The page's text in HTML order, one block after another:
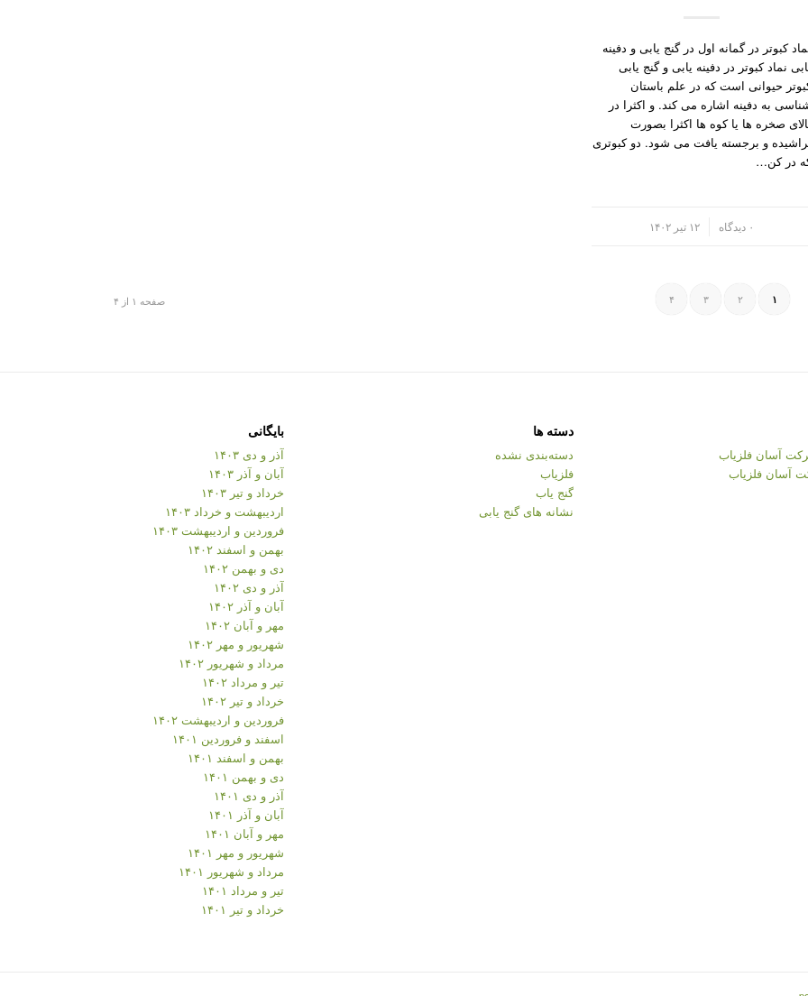
کبوتر در گمانه اول در گنج یابی و دفینه
نماد کبوتر در دفینه یابی و گنج یابی
حیوانی است که در علم باستان
به دفینه اشاره می کند. و اکثرا در
صخره ها یا کوه ها اکثرا بصورت
و برجسته یافت می شود. دو کبوتری
در کن…
۰ دیدگاه ۱۲ تیر ۱۴۰۲
صفحه ۱ از ۴ ۱ ۲ ۳ ۴
آسان فلزیاب
آسان فلزیاب
دسته ها
دسته‌بندی نشده
فلزیاب
گنج یاب
نشانه های گنج یابی
بایگانی
آذر و دی ۱۴۰۳
آبان و آذر ۱۴۰۳
خرداد و تیر ۱۴۰۳
اردیبهشت و خرداد ۱۴۰۳
فروردین و اردیبهشت ۱۴۰۳
بهمن و اسفند ۱۴۰۲
دی و بهمن ۱۴۰۲
آذر و دی ۱۴۰۲
آبان و آذر ۱۴۰۲
مهر و آبان ۱۴۰۲
شهریور و مهر ۱۴۰۲
مرداد و شهریور ۱۴۰۲
تیر و مرداد ۱۴۰۲
خرداد و تیر ۱۴۰۲
فروردین و اردیبهشت ۱۴۰۲
اسفند و فروردین ۱۴۰۱
بهمن و اسفند ۱۴۰۱
دی و بهمن ۱۴۰۱
آذر و دی ۱۴۰۱
آبان و آذر ۱۴۰۱
مهر و آبان ۱۴۰۱
شهریور و مهر ۱۴۰۱
مرداد و شهریور ۱۴۰۱
تیر و مرداد ۱۴۰۱
خرداد و تیر ۱۴۰۱